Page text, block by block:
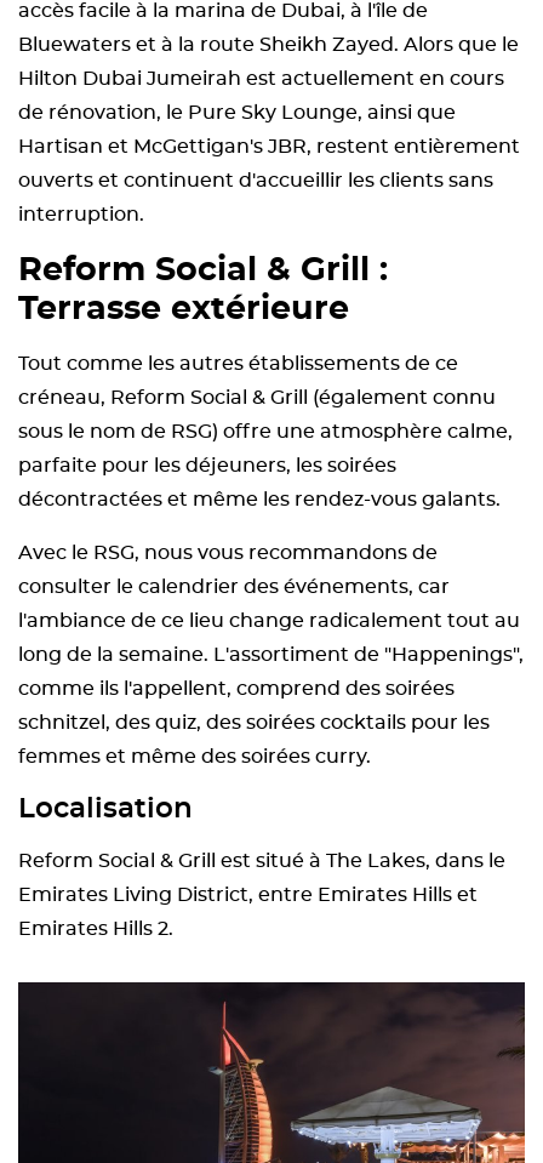
accès facile à la marina de Dubai, à l'île de
Bluewaters et à la route Sheikh Zayed. Alors que le
Hilton Dubai Jumeirah est actuellement en cours
de rénovation, le Pure Sky Lounge, ainsi que
Hartisan et McGettigan's JBR, restent entièrement
ouverts et continuent d'accueillir les clients sans
interruption.
Reform Social & Grill :
Terrasse extérieure
Tout comme les autres établissements de ce
créneau, Reform Social & Grill (également connu
sous le nom de RSG) offre une atmosphère calme,
parfaite pour les déjeuners, les soirées
décontractées et même les rendez-vous galants.
Avec le RSG, nous vous recommandons de
consulter le calendrier des événements, car
l'ambiance de ce lieu change radicalement tout au
long de la semaine. L'assortiment de "Happenings",
comme ils l'appellent, comprend des soirées
schnitzel, des quiz, des soirées cocktails pour les
femmes et même des soirées curry.
Localisation
Reform Social & Grill est situé à The Lakes, dans le
Emirates Living District, entre Emirates Hills et
Emirates Hills 2.